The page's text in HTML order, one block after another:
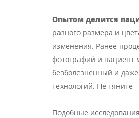
Опытом делится
разного размера и
изменения. Ранее
фотографий и пациент
безболезненный и
технологий. Не тяните
Подобные